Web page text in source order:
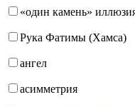
«один камень»
Рука Фатимы (Хамса)
ангел
асимметрия